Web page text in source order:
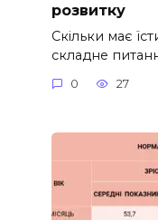
розвитку
Скільки має
складне
0 27